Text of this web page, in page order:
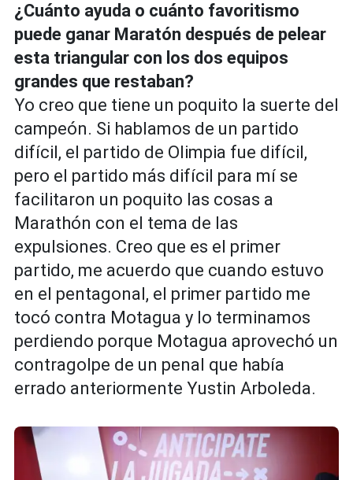
¿Cuánto ayuda o cuánto favoritismo
puede ganar Maratón después de pelear
esta triangular con los dos equipos
grandes que restaban?
Yo creo que tiene un poquito la suerte del
campeón. Si hablamos de un partido
difícil, el partido de Olimpia fue difícil,
pero el partido más difícil para mí se
facilitaron un poquito las cosas a
Marathón con el tema de las
expulsiones. Creo que es el primer
partido, me acuerdo que cuando estuvo
en el pentagonal, el primer partido me
tocó contra Motagua y lo terminamos
perdiendo porque Motagua aprovechó un
contragolpe de un penal que había
errado anteriormente Yustin Arboleda.